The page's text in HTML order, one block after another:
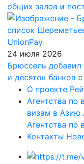
общих залов и
24 июля 2026
Брюссель
и десяток банков
О проекте
Агентства по
визам в Азию
Агентства по
Контакты